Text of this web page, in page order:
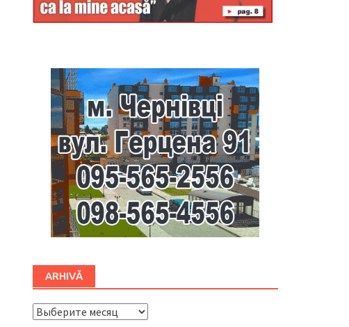
ARHIVĂ
ARHIVĂ